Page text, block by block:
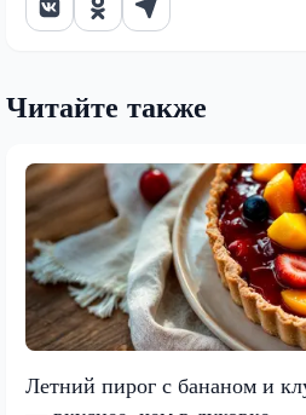
Читайте также
Летний пирог с бананом и